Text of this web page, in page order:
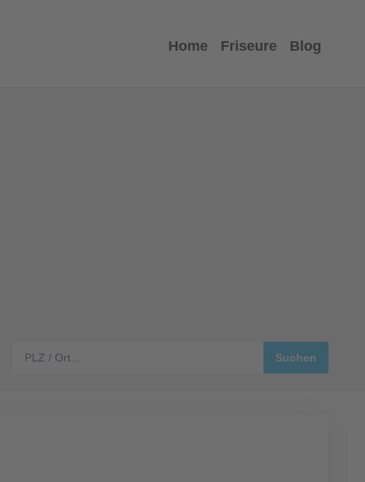
Home Friseure Blog